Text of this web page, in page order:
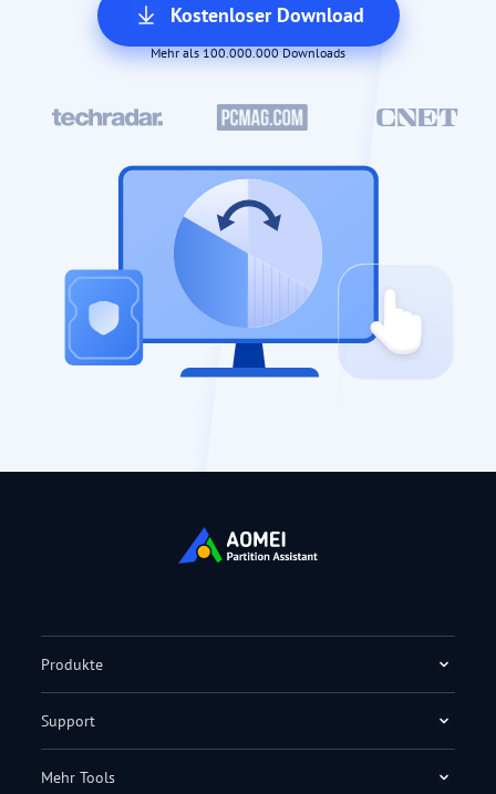
Kostenloser Download
Mehr als 100.000.000 Downloads
Produkte
Support
Mehr Tools